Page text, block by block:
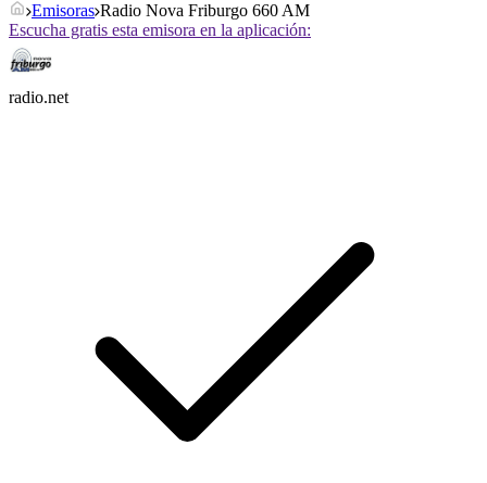
Emisoras Radio Nova Friburgo 660 AM
Escucha gratis esta emisora en la aplicación:
radio.net